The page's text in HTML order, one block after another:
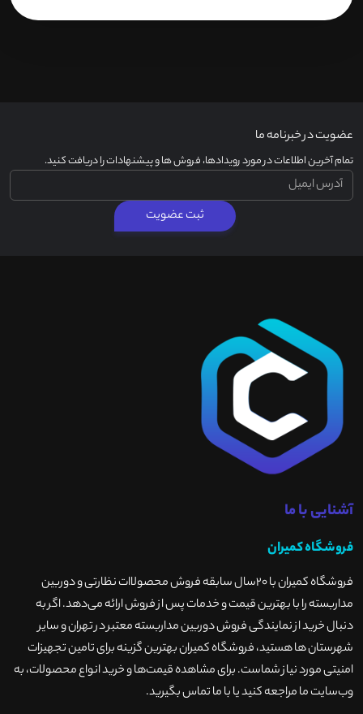
عضویت در خبرنامه ما
تمام آخرین اطلاعات در مورد رویدادها، فروش ها و پیشنهادات را دریافت کنید.
ثبت عضویت
آشنایی با ما
فروشگاه کمیران
فروشگاه کمیران با ۲۰سال سابقه فروش محصولاات نظارتی و دوربین
مداربسته را با بهترین قیمت و خدمات پس از فروش ارائه می‌دهد. اگر به
دنبال خرید از نمایندگی فروش دوربین مداربسته معتبر در تهران و سایر
شهرستان ها هستید، فروشگاه کمیران بهترین گزینه برای تامین تجهیزات
امنیتی مورد نیاز شماست. برای مشاهده قیمت‌ها و خرید انواع محصولات، به
وب‌سایت ما مراجعه کنید یا با ما تماس بگیرید.